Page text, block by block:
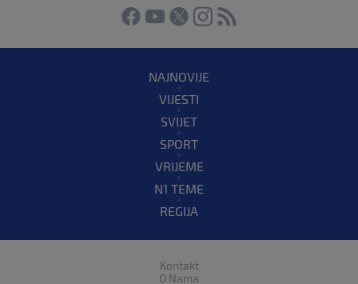
NAJNOVIJE
VIJESTI
SVIJET
SPORT
VRIJEME
N1 TEME
REGIJA
Kontakt
O Nama